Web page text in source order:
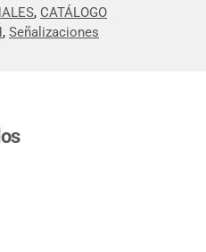
, CATÁLOGO
, Señalizaciones